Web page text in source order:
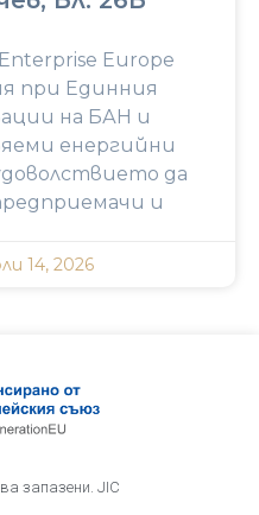
Europe
при Единния
на БАН и
енергийни
да
и
14, 2026
запазени. JIC